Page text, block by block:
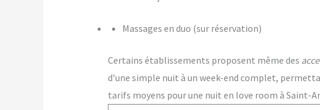
Massages en duo (sur réservation)
Certains établissements proposent même des
d’une simple nuit à un week-end complet,
tarifs moyens pour une nuit en love room à Saint-